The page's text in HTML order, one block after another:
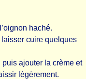
haché.
cuire quelques
ajouter la crème et
légèrement.